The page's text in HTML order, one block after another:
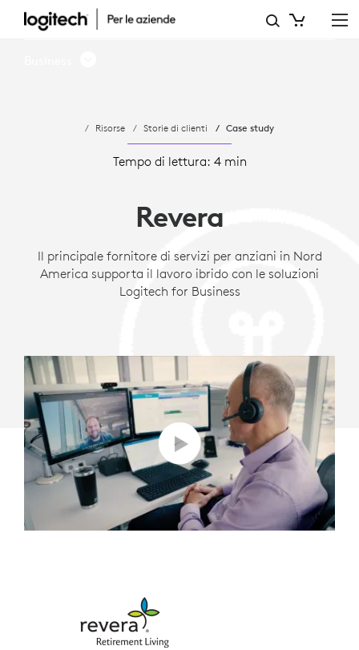
CASE
SUPPORTA
CON
LOGITECH
Risorse Storie di clienti Case study
Tempo di lettura: 4 min
Revera
Il principale fornitore di servizi per anziani in Nord
America supporta il lavoro ibrido con le soluzioni
Logitech for Business